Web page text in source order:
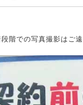
階での写真撮影はご